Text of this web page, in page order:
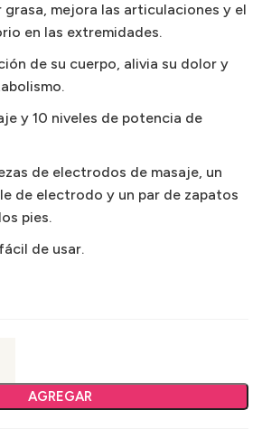
mejora las articulaciones y el
en las extremidades.
de su cuerpo, alivia su dolor y
y 10 niveles de potencia de
de electrodos de masaje, un
de electrodo y un par de zapatos
pies.
de usar.
AGREGAR